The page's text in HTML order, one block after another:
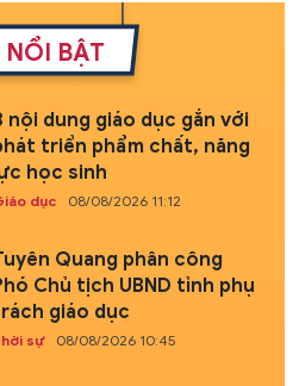
NỔI BẬT
nội dung giáo dục gắn với
triển phẩm chất, năng
học sinh
dục 08/08/2026 11:12
Quang phân công
Chủ tịch UBND tỉnh phụ
giáo dục
sự 08/08/2026 10:45